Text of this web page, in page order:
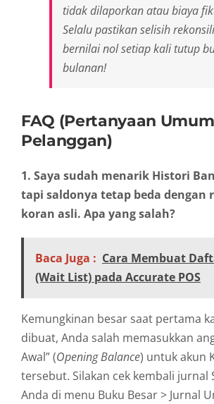
tidak dilaporkan atau biaya
Selalu pastikan selisih
bernilai nol setiap kali tutup
bulanan!
FAQ (Pertanyaan Umum
Pelanggan)
1. Saya sudah menarik Histori
tapi saldonya tetap beda dengan
koran asli. Apa yang salah?
Baca Juga : Cara Membuat
(Wait List) pada Accurate POS
Kemungkinan besar saat pertama
dibuat, Anda salah memasukkan
Awal” (Opening Balance) untuk akun
tersebut. Silakan cek kembali jurnal
Anda di menu Buku Besar > Jurnal